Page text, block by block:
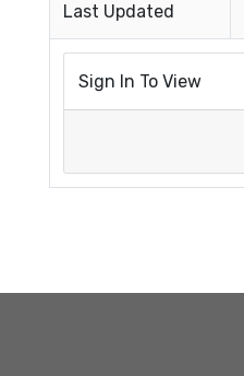
Last Updated
Sign In To View